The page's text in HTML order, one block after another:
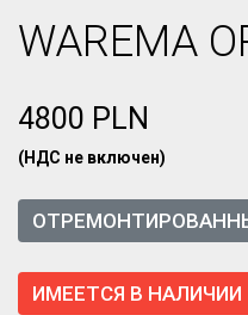
WAREMA
4800 PLN
(НДС не включен)
ИМЕЕТСЯ В НАЛИЧИИ